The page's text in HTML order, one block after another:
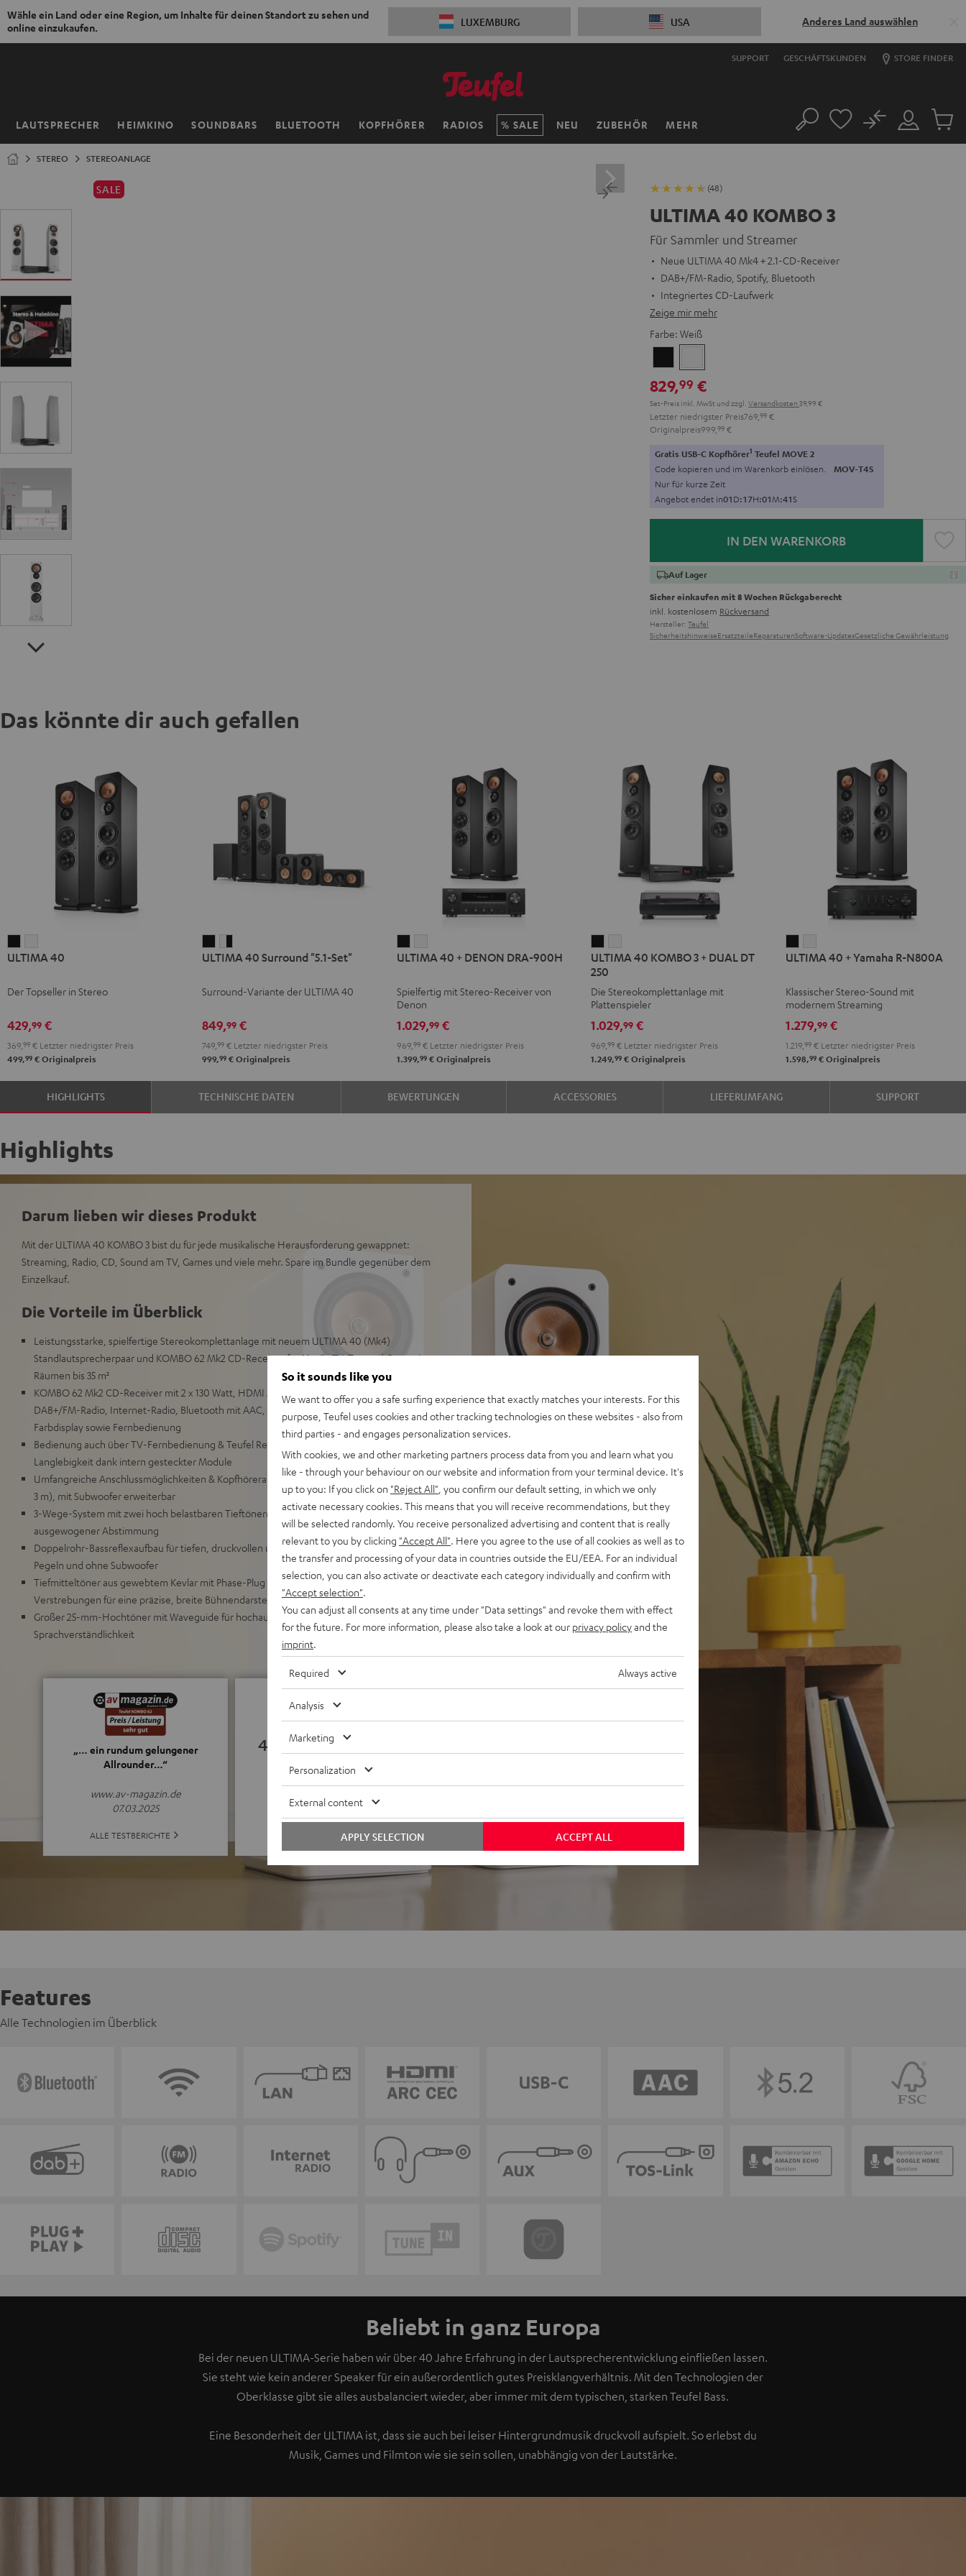
Wähle ein Land oder eine Region, um Inhalte für deinen Standort zu sehen und
online einzukaufen.
LUXEMBURG USA Anderes Land auswählen
ZUM
SUPPORT GESCHÄFTSKUNDEN STORE FINDER
LAUTSPRECHER HEIMKINO SOUNDBARS BLUETOOTH KOPFHÖRER RADIOS SALE NEU ZUBEHÖR MEHR
Startseite Suche
Mein
Konto
No
Artikel
STEREO STEREOANLAGE
SALE (48)
ULTIMA 40 KOMBO 3
Für Sammler und Streamer
Neue ULTIMA 40 Mk4 + 2.1-CD-Receiver
DAB+/FM-Radio, Spotify, Bluetooth
Integriertes CD-Laufwerk
Zeige mir mehr
Farbe: Weiß
829,99 €
Set-Preis inkl. MwSt und zzgl. Versandkosten 39,99 €
Letzter niedrigster Preis769, 99 €
Originalpreis999, 99 €
Gratis USB-C Kopfhörer1 Teufel MOVE 2
Code kopieren und im Warenkorb einlösen. MOV-T4S
Nur für kurze Zeit
Angebot endet in01D:17H:01M:39S
IN DEN WARENKORB
Auf Lager
Sicher einkaufen mit 8 Wochen Rückgaberecht
inkl. kostenlosem Rückversand
Hersteller: Teufel
SicherheitshinweiseErsatzteileReparaturenSoftware-UpdatesGesetzliche Gewährleistung
Das könnte dir auch gefallen
40 40
ULTIMA 40
Der Topseller in Stereo
429,99 €
369, 99 € Letzter niedrigster Preis
499,99 € Originalpreis
40
"5.1-
Schwarz
40
"5.1-
Weiß
/
Schwarz
ULTIMA 40 Surround "5.1-Set"
Surround-Variante der ULTIMA 40
849,99€
749, 99€Letzter niedrigster Preis
999,99€Originalpreis
40
DENON
DRA-
900H
Schwarz
40
DENON
900H
Weiß
ULTIMA 40 + DENON DRA-900H
Spielfertig mit Stereo-Receiver von
Denon
1.029,99€
969, 99€Letzter niedrigster Preis
1.399,99€Originalpreis
40
KOMBO
3
+
DUAL
DT
250
Schwarz
40
3
+
DUAL
DT
250
Weiß
ULTIMA 40 KOMBO 3 + DUAL DT
250
Die Stereokomplettanlage mit
Plattenspieler
1.029,99 €
969,99 € Letzter niedrigster Preis
1.249,99 € Originalpreis
40
Yamaha
R-
N800A
Schwarz
40
Yamaha
R-
N800A
Weiß
ULTIMA 40 + Yamaha R-N800A
Klassischer Stereo-Sound mit
modernem Streaming
1.279,99 €
1.219,99 € Letzter niedrigster Preis
1.598,99 € Originalpreis
HIGHLIGHTS TECHNISCHE DATEN BEWERTUNGEN ACCESSORIES LIEFERUMFANG SUPPORT
Highlights
Darum lieben wir dieses Produkt
Mit der ULTIMA 40 KOMBO 3 bist du für jede musikalische Herausforderung gewappnet:
Streaming, Radio, CD, Sound am TV, Games und viele mehr. Spare im Bundle gegenüber dem
Einzelkauf.
Die Vorteile im Überblick
Leistungsstarke, spielfertige Stereokomplettanlage mit neuem ULTIMA 40 (Mk4)
Standlautsprecherpaar und KOMBO 62 Mk2 CD-Receiver für Musik, TV-Ton und Games in
Räumen bis 35 m²
KOMBO 62 Mk2 CD-Receiver mit 2 x 130 Watt, HDMI ARC und CEC, Spotify Connect,
DAB+/FM-Radio, Internet-Radio, Bluetooth mit AAC, Wifi, LAN, USB-Playback, großem
Farbdisplay sowie Fernbedienung
Bedienung auch über TV-Fernbedienung & Teufel Remote App möglich, hohe Reparier- und
Langlebigkeit dank intern gesteckter Module
Umfangreiche Anschlussmöglichkeiten & Kopfhöreranschluss, inklusive Lautsprecherkabel (2 x
3 m), mit Subwoofer erweiterbar
3-Wege-System mit zwei hoch belastbaren Tieftönern für hohe, verzerrungsfreie Pegel bei
ausgewogener Abstimmung
Doppelrohr-Bassreflexaufbau für tiefen, druckvollen und präzisen Bass auch bei geringen
Pegeln und ohne Subwoofer
Tiefmitteltöner aus gewebtem Kevlar mit Phase-Plug arbeitet in separater Kammer mit
Verstrebungen für eine präzise, breite Bühnendarstellung
Großer 25-mm-Hochtöner mit Waveguide für hochauflösende, feine Höhen und sehr guter
Sprachverständlichkeit
„… ein rundum gelungener
Allrounder…“
www.av-magazin.de
07.03.2025
ALLE TESTBERICHTE
4.88
(4.88 von 5 bei 48 Bewertungen)
ALLE BEWERTUNGEN
Features
Alle Technologien im Überblick
Beliebt in ganz Europa
Bei der neuen ULTIMA-Serie haben wir über 40 Jahre Erfahrung in der Lautsprecherentwicklung einfließen lassen.
Sie steht wie kein anderer Speaker für ein außerordentlich gutes Preisklangverhältnis. Mit den Technologien der
Oberklasse gibt sie alles ausbalanciert wieder, aber immer mit dem typischen, starken Teufel Bass.
Eine Besonderheit der ULTIMA ist, dass sie auch bei leiser Hintergrundmusik druckvoll aufspielt. So erlebst du
Musik, Games und Filmton wie sie sein sollen, unabhängig von der Lautstärke.
So it sounds like you
We want to offer you a safe surfing experience that exactly matches your interests. For this
purpose, Teufel uses cookies and other tracking technologies on these websites - also from
third parties - and engages personalization services.
With cookies, we and other marketing partners process data from you and learn what you
like - through your behaviour on our website and information from your terminal device. It's
up to you: If you click on "Reject All" , you confirm our default setting, in which we only
activate necessary cookies. This means that you will receive recommendations, but they
will be selected randomly. You receive personalized advertising and content that is really
relevant to you by clicking "Accept All" . Here you agree to the use of all cookies as well as to
the transfer and processing of your data in countries outside the EU/EEA. For an individual
selection, you can also activate or deactivate each category individually and confirm with
"Accept selection"
You can adjust all consents at any time under "Data settings" and revoke them with effect
for the future. For more information, please also take a look at our privacy policyand the
imprint
Required Always active
Analysis
Marketing
Personalization
External content
ACCEPT ALL
APPLY SELECTION